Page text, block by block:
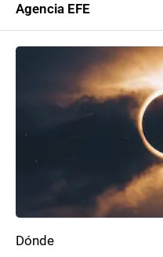
Agencia EFE
Dónde